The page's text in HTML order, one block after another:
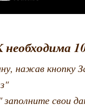
нажав кнопку
свои